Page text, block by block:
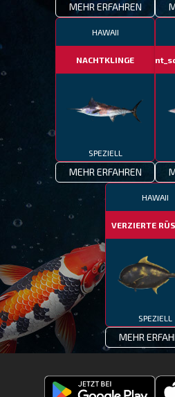
MEHR ERFAHREN
HAWAII
NACHTKLINGE
SPEZIELL
MEHR ERFAHREN
HAWAII
VERZIERTE
SPEZIELL
MEHR